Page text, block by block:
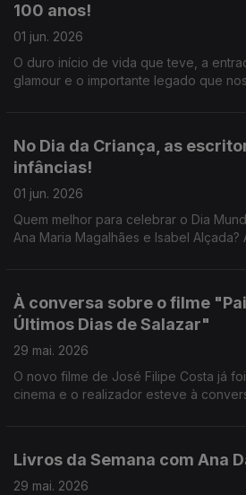
100 anos!
01 jun. 2026
O duro início de vida que teve, a
glamour e o importante legado que
No Dia da Criança, as
infâncias!
01 jun. 2026
Quem melhor para celebrar o Dia
Ana Maria Magalhães e Isabel Alçada?
À conversa sobre o filme
Últimos Dias de Salazar"
29 mai. 2026
O novo filme de José Filipe Costa já
cinema e o realizador esteve à
Livros da Semana com Ana
29 mai. 2026